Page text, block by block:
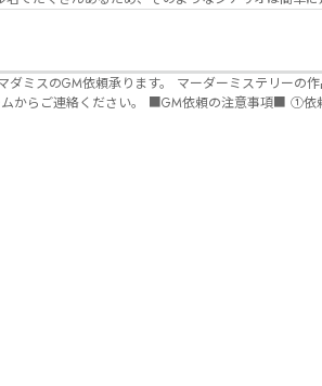
リーを見つけることが難しくなっていませんか？ そんな本格推
GM依頼承ります。 マーダーミステリーの作品一覧は
てからで構いません。 ⑤批判目的等、作品を楽しむつもりのない方は参加